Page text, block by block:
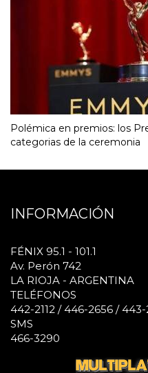
Polémica en premios: los
categorias de la ceremonia
INFORMACIÓN
FÉNIX 95.1 - 101.1
Av. Perón 742
LA RIOJA - ARGENTINA
TELÉFONOS
442-2112 / 446-2656 /
SMS
466-3290